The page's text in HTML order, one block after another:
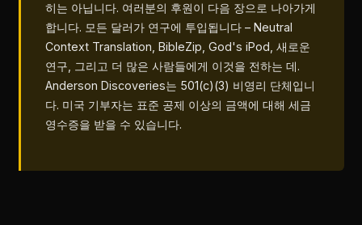
히는 아닙니다. 여러분의 후원이 다음 장으로 나아가게
합니다. 모든 달러가 연구에 투입됩니다 – Neutral
Context Translation, BibleZip, God's iPod, 새로운
연구, 그리고 더 많은 사람들에게 이것을 전하는 데.
Anderson Discoveries는 501(c)(3) 비영리 단체입니
다. 미국 기부자는 표준 공제 이상의 금액에 대해 세금
영수증을 받을 수 있습니다.